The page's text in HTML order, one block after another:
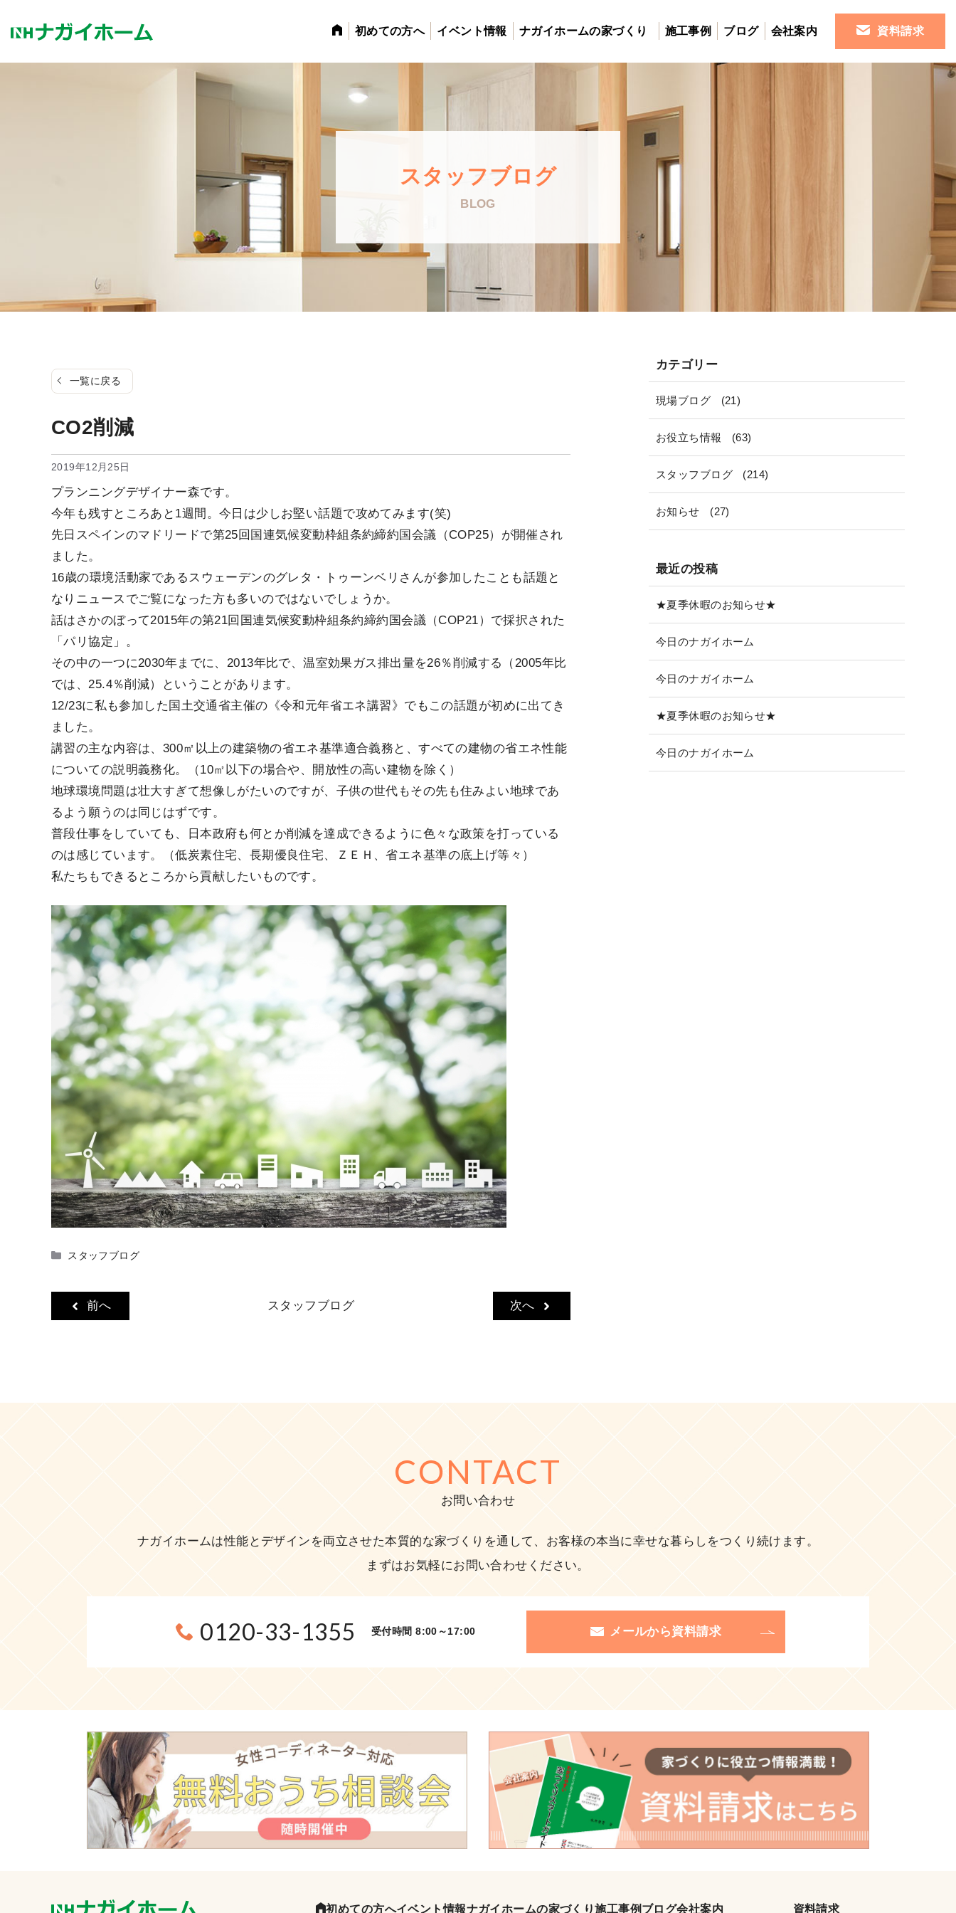
ン
初めての方へ イベント情報 ナガイホームの家づくり 施工事例 ブログ 会社案内 資料請求
スタッフブログ
BLOG
一覧に戻る
CO2削減
2019年12月25日
プランニングデザイナー森です。
今年も残すところあと1週間。今日は少しお堅い話題で攻めてみます(笑)
先日スペインのマドリードで第25回国連気候変動枠組条約締約国会議（COP25）が開催され
ました。
16歳の環境活動家であるスウェーデンのグレタ・トゥーンベリさんが参加したことも話題と
なりニュースでご覧になった方も多いのではないでしょうか。
話はさかのぼって2015年の第21回国連気候変動枠組条約締約国会議（COP21）で採択された
「パリ協定」。
その中の一つに2030年までに、2013年比で、温室効果ガス排出量を26％削減する（2005年比
では、25.4％削減）ということがあります。
12/23に私も参加した国土交通省主催の《令和元年省エネ講習》でもこの話題が初めに出てき
ました。
講習の主な内容は、300㎡以上の建築物の省エネ基準適合義務と、すべての建物の省エネ性能
についての説明義務化。（10㎡以下の場合や、開放性の高い建物を除く）
地球環境問題は壮大すぎて想像しがたいのですが、子供の世代もその先も住みよい地球であ
るよう願うのは同じはずです。
普段仕事をしていても、日本政府も何とか削減を達成できるように色々な政策を打っている
のは感じています。（低炭素住宅、長期優良住宅、ＺＥＨ、省エネ基準の底上げ等々）
私たちもできるところから貢献したいものです。
カ
スタッフブログ
前へ スタッフブログ 次へ
カテゴリー
現場ブログ (21)
お役立ち情報 (63)
スタッフブログ (214)
お知らせ (27)
最近の投稿
★夏季休暇のお知らせ★
今日のナガイホーム
今日のナガイホーム
★夏季休暇のお知らせ★
今日のナガイホーム
CONTACT
お問い合わせ
ナガイホームは性能とデザインを両立させた本質的な家づくりを通して、お客様の本当に幸せな暮らしをつくり続けます。
まずはお気軽にお問い合わせください。
0120-33-1355 受付時間 8:00～17:00 メールから資料請求
初めての方へイベント情報ナガイホームの家づくり施工事例 ブログ会社案内 資料請求